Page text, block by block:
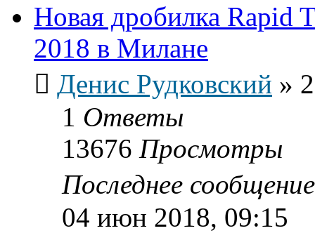
Новая дробилка Rapid
2018 в Милане
Денис Рудковский »
1 Ответы
13676 Просмотры
Последнее
04 июн 2018, 09:15